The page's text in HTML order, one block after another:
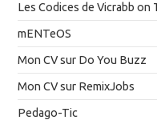
Les Codices de Vicrabb on
mENTeOS
Mon CV sur Do You Buzz
Mon CV sur RemixJobs
Pedago-Tic